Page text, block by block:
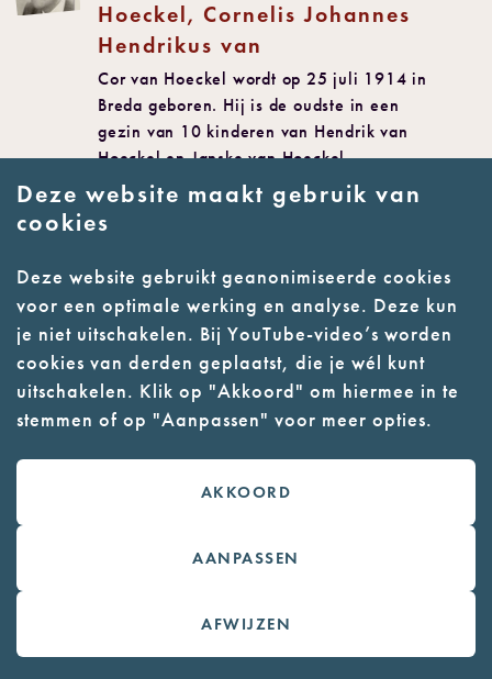
Hoeckel, Cornelis Johannes
Hendrikus van
Cor van Hoeckel wordt op 25 juli 1914 in
Breda geboren. Hij is de oudste in een
gezin van 10 kinderen van Hendrik van
Hoeckel en Janske van Hoeckel-
Schoenmakers. In 1919 verhuist het gezin
naar Den Bosch. Vader Van Hoeckel is
importeur van Spaanse zuidvruchten....
Kamp Vught op 31 januari 1943, 23
jaar
Hoek, Franciscus Josephus
Franciscus (Frans) woont in Hoorn en is
ouders. Jeanne is zwanger als Frans wordt
in Kamp Vught terecht. Hier overlijdt hij
Deze website maakt gebruik van
cookies
Deze website gebruikt geanonimiseerde cookies
voor een optimale werking en analyse. Deze kun
je niet uitschakelen. Bij YouTube-video’s worden
cookies van derden geplaatst, die je wél kunt
uitschakelen. Klik op "Akkoord" om hiermee in te
stemmen of op "Aanpassen" voor meer opties.
AKKOORD
AANPASSEN
AFWIJZEN